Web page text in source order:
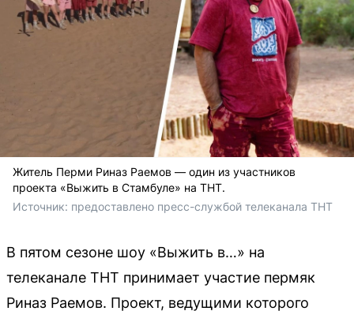
Житель Перми Риназ Раемов — один из участников
проекта «Выжить в Стамбуле» на ТНТ.
Источник: предоставлено пресс-службой телеканала ТНТ
В пятом сезоне шоу «Выжить в…» на
телеканале ТНТ принимает участие пермяк
Риназ Раемов. Проект, ведущими которого